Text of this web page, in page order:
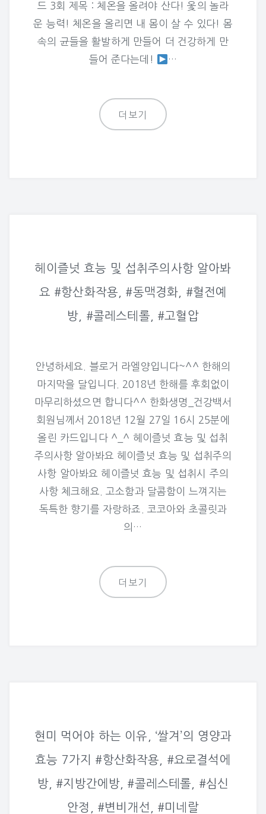
드 3회 제목 : 체온을 올려야 산다! 옻의 놀라
운 능력! 체온을 올리면 내 몸이 살 수 있다! 몸
속의 균들을 활발하게 만들어 더 건강하게 만
들어 준다는데!
…
더보기
헤이즐넛 효능 및 섭취주의사항 알아봐
요 #항산화작용, #동맥경화, #혈전예
방, #콜레스테롤, #고혈압
안녕하세요. 블로거 라엘양입니다~^^ 한해의
마지막을 달입니다. 2018년 한해를 후회없이
마무리하셨으면 합니다^^ 한화생명_건강백서
회원님께서 2018년 12월 27일 16시 25분에
올린 카드입니다 ^_^ 헤이즐넛 효능 및 섭취
주의사항 알아봐요 헤이즐넛 효능 및 섭취주의
사항 알아봐요 헤이즐넛 효능 및 섭취시 주의
사항 체크해요. 고소함과 달콤함이 느껴지는
독특한 향기를 자랑하죠. 코코아와 초콜릿과
의…
더보기
현미 먹어야 하는 이유, ‘쌀겨’의 영양과
효능 7가지 #항산화작용, #요로결석에
방, #지방간에방, #콜레스테롤, #심신
안정, #변비개선, #미네랄